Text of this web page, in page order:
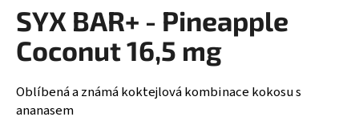
produktu
je
0,0
z
hvězdiček.
SYX BAR+ - Pineapple
Coconut 16,5 mg
Oblíbená a známá koktejlová kombinace kokosu s
ananasem
HLEDAT
D